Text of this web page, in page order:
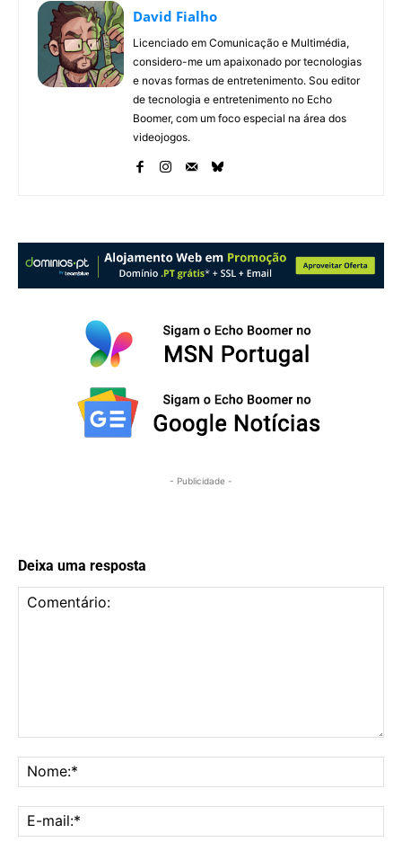
David Fialho
Licenciado em Comunicação e Multimédia,
considero-me um apaixonado por tecnologias
e novas formas de entretenimento. Sou editor
de tecnologia e entretenimento no Echo
Boomer, com um foco especial na área dos
videojogos.
- Publicidade -
Deixa uma resposta